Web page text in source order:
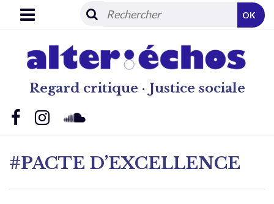
Regard critique · Justice sociale
OK
#PACTE D’EXCELLENCE